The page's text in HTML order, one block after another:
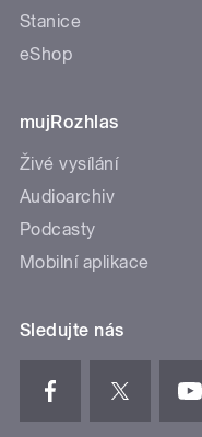
Stanice
eShop
mujRozhlas
Živé vysílání
Audioarchiv
Podcasty
Mobilní aplikace
Sledujte nás